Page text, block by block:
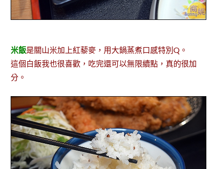
米飯是關山米加上紅藜麥，用大鍋蒸煮口感特別Q。
這個白飯我也很喜歡，吃完還可以無限續點，真的很加
分。